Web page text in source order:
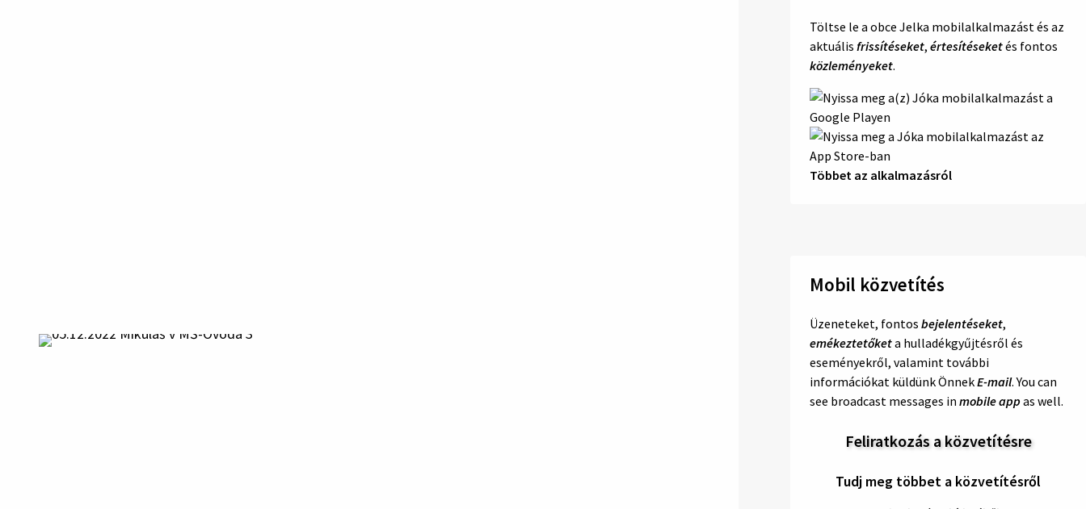
Töltse le a obce Jelka mobilalkalmazást és az
aktuális frissítéseket, értesítéseketés fontos
közleményeket.
Többet az alkalmazásról
Mobil közvetítés
Üzeneteket, fontos bejelentéseket,
emékeztetőketa hulladékgyűjtésről és
eseményekről, valamint további
információkat küldünk ÖnnekE-mail. You can
see broadcast messages in mobile app as well.
Feliratkozás a közvetítésre
Tudj meg többet a közvetítésről